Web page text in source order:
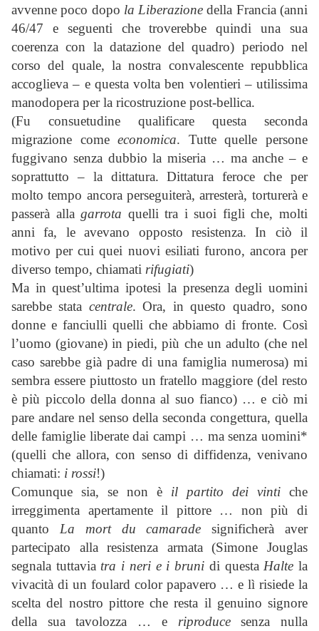
avvenne poco dopo la Liberazione della Francia (anni
46/47 e seguenti che troverebbe quindi una sua
coerenza con la datazione del quadro) periodo nel
corso del quale, la nostra convalescente repubblica
accoglieva – e questa volta ben volentieri – utilissima
manodopera per la ricostruzione post-bellica.
(Fu consuetudine qualificare questa seconda
migrazione comeeconomica. Tutte quelle persone
fuggivano senza dubbio la miseria … ma anche – e
soprattutto – la dittatura. Dittatura feroce che per
molto tempo ancora perseguiterà, arresterà, torturerà e
passerà allagarrota quelli tra i suoi figli che, molti
anni fa, le avevano opposto resistenza. In ciò il
motivo per cui quei nuovi esiliati furono, ancora per
diverso tempo, chiamati rifugiati)
Ma in quest’ultima ipotesi la presenza degli uomini
sarebbe stata centrale. Ora, in questo quadro, sono
donne e fanciulli quelli che abbiamo di fronte. Così
l’uomo (giovane) in piedi, più che un adulto (che nel
caso sarebbe già padre di una famiglia numerosa) mi
sembra essere piuttosto un fratello maggiore (del resto
è più piccolo della donna al suo fianco) … e ciò mi
pare andare nel senso della seconda congettura, quella
delle famiglie liberate dai campi … ma senza uomini*
(quelli che allora, con senso di diffidenza, venivano
chiamati: i rossi!)
Comunque sia, se non è il partito dei vinti che
irreggimenta apertamente il pittore … non più di
quanto La mort du camaradesignificherà aver
partecipato alla resistenza armata (Simone Jouglas
segnala tuttavia tra i neri e i bruni di questaHalte la
vivacità di un foulard color papavero … e lì risiede la
scelta del nostro pittore che resta il genuino signore
della sua tavolozza … e riproducesenza nulla